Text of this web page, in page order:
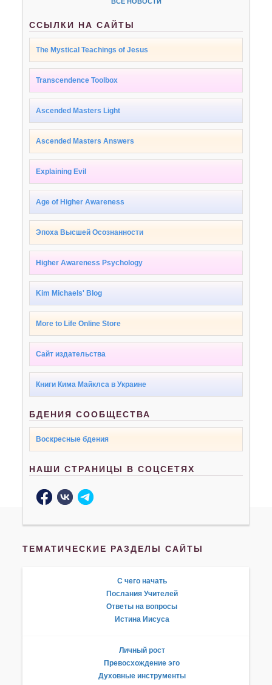
ССЫЛКИ НА САЙТЫ
The Mystical Teachings of Jesus
Transcendence Toolbox
Ascended Masters Light
Ascended Masters Answers
Explaining Evil
Age of Higher Awareness
Эпоха Высшей Осознанности
Higher Awareness Psychology
Kim Michaels' Blog
More to Life Online Store
Сайт издательства
Книги Кима Майклса в Украине
БДЕНИЯ СООБЩЕСТВА
Воскресные бдения
НАШИ СТРАНИЦЫ В СОЦСЕТЯХ
ТЕМАТИЧЕСКИЕ РАЗДЕЛЫ САЙТЫ
С чего начать
Послания Учителей
Ответы на вопросы
Истина Иисуса
Личный рост
Превосхождение эго
Духовные инструменты